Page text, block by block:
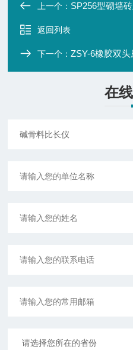
上一个： SP256型砌墙
返回列表
下一个：ZSY-6橡胶双
在